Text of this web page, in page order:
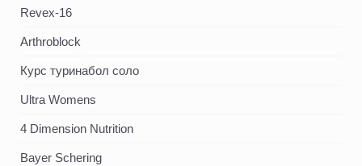
Revex-16
Arthroblock
Курс туринабол соло
Ultra Womens
4 Dimension Nutrition
Bayer Schering